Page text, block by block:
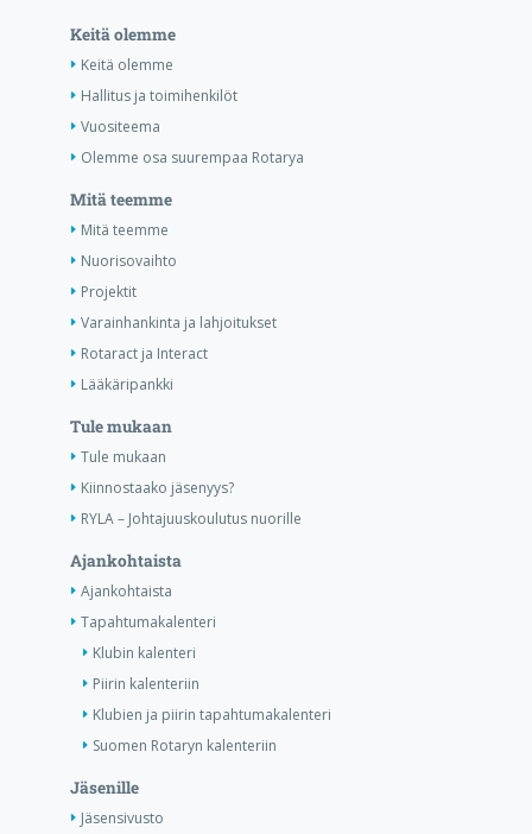
Keitä olemme
Keitä olemme
Hallitus ja toimihenkilöt
Vuositeema
Olemme osa suurempaa Rotarya
Mitä teemme
Mitä teemme
Nuorisovaihto
Projektit
Varainhankinta ja lahjoitukset
Rotaract ja Interact
Lääkäripankki
Tule mukaan
Tule mukaan
Kiinnostaako jäsenyys?
RYLA – Johtajuuskoulutus nuorille
Ajankohtaista
Ajankohtaista
Tapahtumakalenteri
Klubin kalenteri
Piirin kalenteriin
Klubien ja piirin tapahtumakalenteri
Suomen Rotaryn kalenteriin
Jäsenille
Jäsensivusto